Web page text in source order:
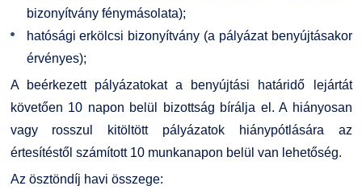
bizonyítvány fénymásolata);
hatósági erkölcsi bizonyítvány (a pályázat benyújtásakor
érvényes);
A beérkezett pályázatokat a benyújtási határidő lejártát
követően 10 napon belül bizottság bírálja el. A hiányosan
vagy rosszul kitöltött pályázatok hiánypótlására az
értesítéstől számított 10 munkanapon belül van lehetőség.
Az ösztöndíj havi összege: